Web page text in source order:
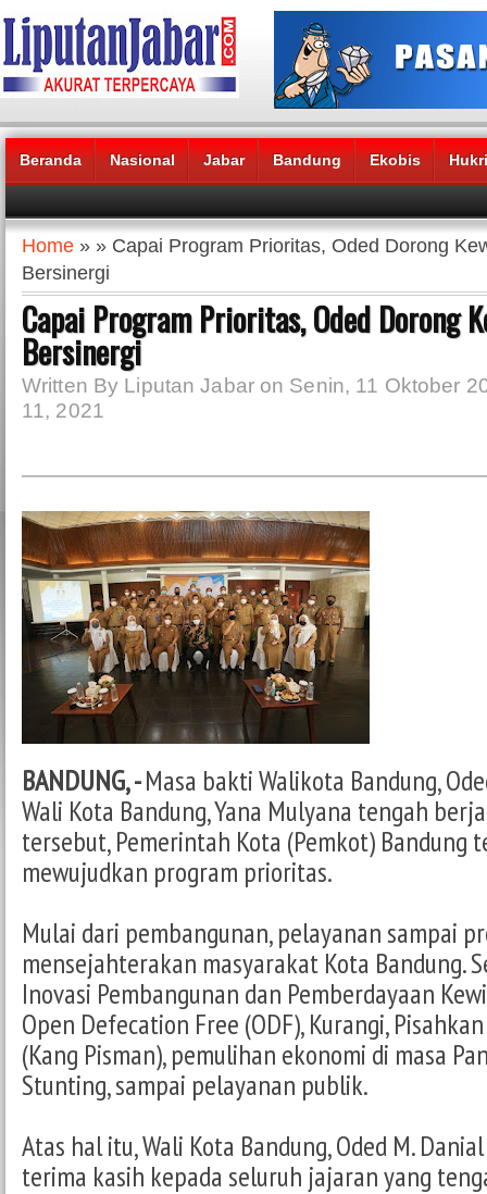
Beranda Nasional Jabar Bandung Ekobis
Headlines News :
Home » » Capai Program Prioritas, Oded Dorong
Bersinergi
Capai Program Prioritas, Oded Dorong
Bersinergi
Written By Liputan Jabar on Senin, 11 Oktober
11, 2021
BANDUNG, -Masa bakti Walikota Bandung,
Wali Kota Bandung, Yana Mulyana tengah
tersebut, Pemerintah Kota (Pemkot) Bandung
mewujudkan program prioritas.
Mulai dari pembangunan, pelayanan sampai
mensejahterakan masyarakat Kota Bandung.
Inovasi Pembangunan dan Pemberdayaan
Open Defecation Free (ODF), Kurangi,
(Kang Pisman), pemulihan ekonomi di masa
Stunting, sampai pelayanan publik.
Atas hal itu, Wali Kota Bandung, Oded M.
terima kasih kepada seluruh jajaran yang